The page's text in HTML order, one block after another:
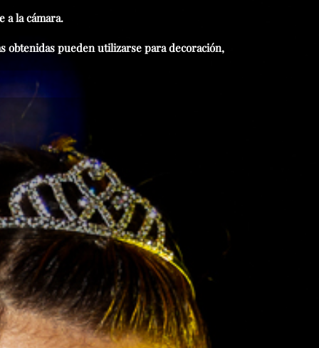
a la cámara.
obtenidas pueden utilizarse para decoración,